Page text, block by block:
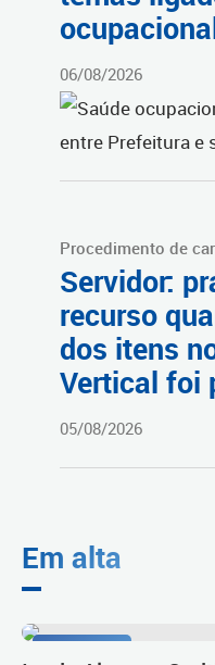
06/08/2026
Procedimento de
Servidor:
recurso
dos itens
Vertical foi
05/08/2026
Em alta